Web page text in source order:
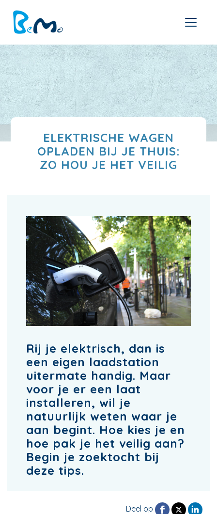
ELEKTRISCHE WAGEN
OPLADEN BIJ JE THUIS:
ZO HOU JE HET VEILIG
Rij je elektrisch, dan is
een eigen laadstation
uitermate handig. Maar
voor je er een laat
installeren, wil je
natuurlijk weten waar je
aan begint. Hoe kies je en
hoe pak je het veilig aan?
Begin je zoektocht bij
deze tips.
Deel op